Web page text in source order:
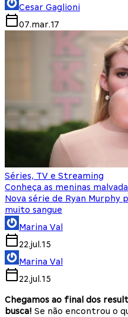
Cesar Gaglioni
07.mar.17
Séries, TV e Streaming
Conheça as meninas
Nova série de Ryan
muito sangue
Marina Val
22.jul.15
Marina Val
22.jul.15
Chegamos ao final dos
busca! Se não encontrou o